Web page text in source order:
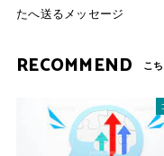
たへ送るメッセージ
RECOMMEND